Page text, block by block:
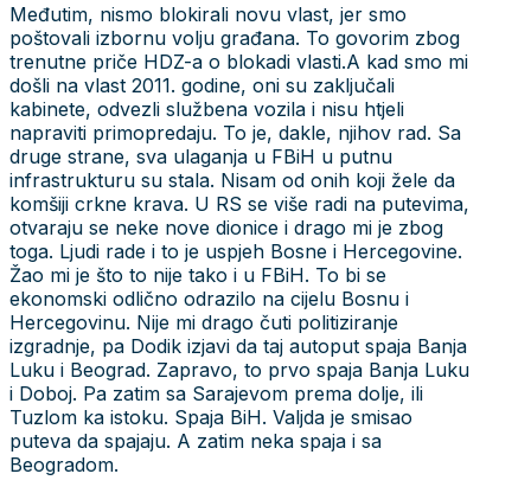
Međutim, nismo blokirali novu vlast, jer smo
poštovali izbornu volju građana. To govorim zbog
trenutne priče HDZ-a o blokadi vlasti.A kad smo mi
došli na vlast 2011. godine, oni su zaključali
kabinete, odvezli službena vozila i nisu htjeli
napraviti primopredaju. To je, dakle, njihov rad. Sa
druge strane, sva ulaganja u FBiH u putnu
infrastrukturu su stala. Nisam od onih koji žele da
komšiji crkne krava. U RS se više radi na putevima,
otvaraju se neke nove dionice i drago mi je zbog
toga. Ljudi rade i to je uspjeh Bosne i Hercegovine.
Žao mi je što to nije tako i u FBiH. To bi se
ekonomski odlično odrazilo na cijelu Bosnu i
Hercegovinu. Nije mi drago čuti politiziranje
izgradnje, pa Dodik izjavi da taj autoput spaja Banja
Luku i Beograd. Zapravo, to prvo spaja Banja Luku
i Doboj. Pa zatim sa Sarajevom prema dolje, ili
Tuzlom ka istoku. Spaja BiH. Valjda je smisao
puteva da spajaju. A zatim neka spaja i sa
Beogradom.